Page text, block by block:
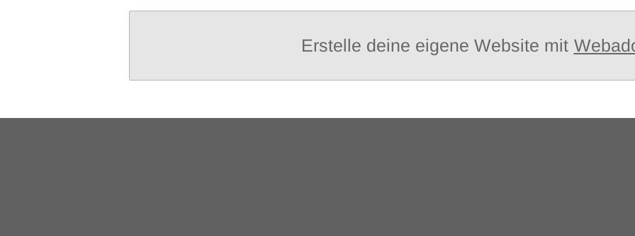
Erstelle deine eigene Website mit